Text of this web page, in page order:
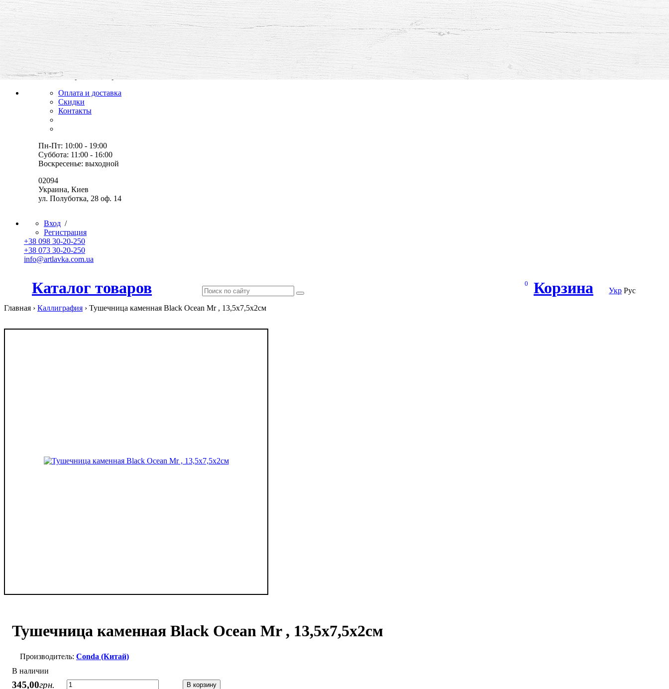
все для творчества и хобби,
товары, мастер-классы, идеи
Оплата и доставка
Скидки
Контакты
Пн-Пт: 10:00 - 19:00
Суббота: 11:00 - 16:00
Воскресенье: выходной
02094
Украина, Киев
ул. Полуботка, 28 оф. 14
Вход /
Регистрация
+38 098 30-20-250
+38 073 30-20-250
info@artlavka.com.ua
Каталог товаров Корзина
0
Укр Рус
Главная › Каллиграфия › Тушечница каменная Black Ocean Mr , 13,5х7,5х2см
Тушечница каменная Black Ocean Mr , 13,5х7,5х2см
Conda (Китай)
В наличии
345,00грн. В корзину